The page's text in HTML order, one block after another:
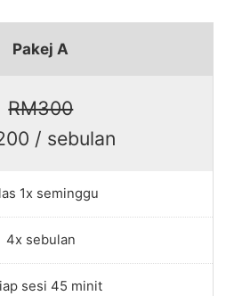
Pakej A
RM300
/ sebulan
1x seminggu
4x sebulan
sesi 45 minit